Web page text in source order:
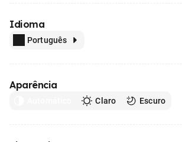
Idioma
Português
Aparência
Claro Escuro